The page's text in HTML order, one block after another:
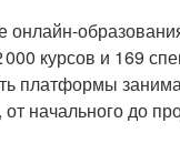
онлайн-
курсов и 169
платформы
начального до